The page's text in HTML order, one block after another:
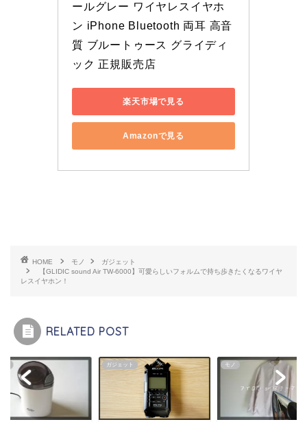
ールグレー ワイヤレスイヤホ
ン iPhone Bluetooth 両耳 高音
質 ブルートゥース グライディ
ック 正規販売店
楽天市場で見る
Amazonで見る
HOME モノ
ガジェット
【GLIDIC sound Air TW-6000】可愛らしいフォルムで持ち歩きたくなるワイヤ
レスイヤホン！
RELATED POST
ガジェット モノ